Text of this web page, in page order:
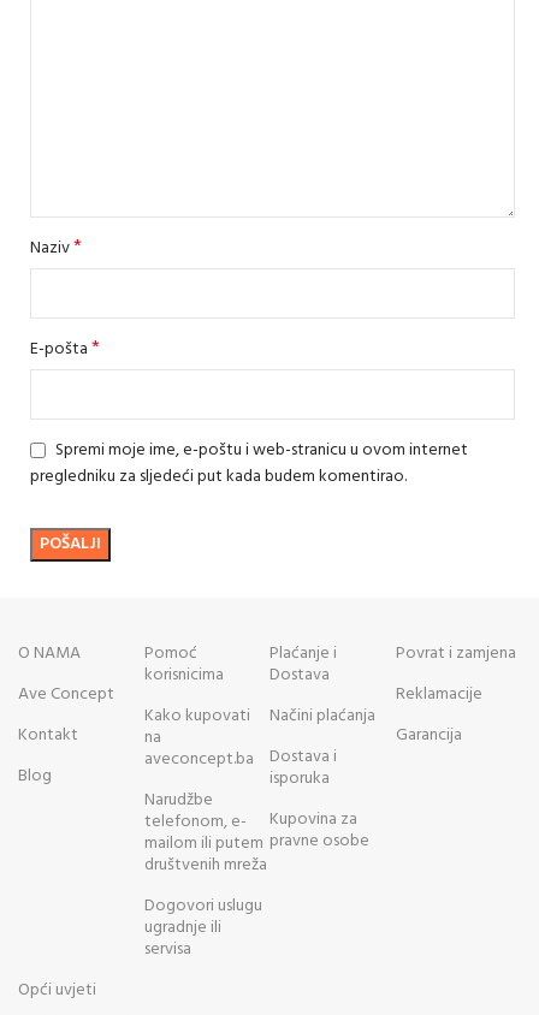
Naziv*
E-pošta*
Spremi moje ime, e-poštu i web-stranicu u ovom internet
pregledniku za sljedeći put kada budem komentirao.
O NAMA
Ave Concept
Kontakt
Blog
Pomoć
korisnicima
Kako kupovati
na
aveconcept.ba
Narudžbe
telefonom, e-
mailom ili putem
društvenih mreža
Dogovori uslugu
ugradnje ili
servisa
Plaćanje i
Dostava
Načini plaćanja
Dostava i
isporuka
Kupovina za
pravne osobe
Povrat i zamjena
Reklamacije
Garancija
Opći uvjeti